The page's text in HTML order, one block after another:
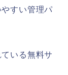
すい管理パ
いる無料サ